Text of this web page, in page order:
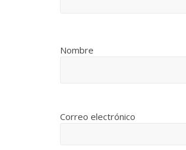
Nombre
Correo electrónico